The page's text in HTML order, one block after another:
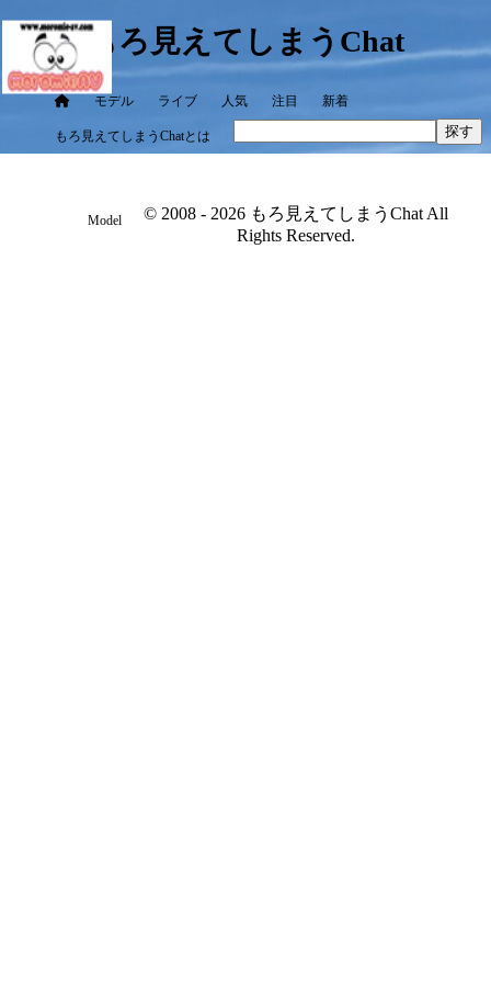
もろ見えてしまうChat
モデル ライブ 人気 注目 新着
もろ見えてしまうChatとは 探す
Model
© 2008 - 2026 もろ見えてしまうChat All
Rights Reserved.